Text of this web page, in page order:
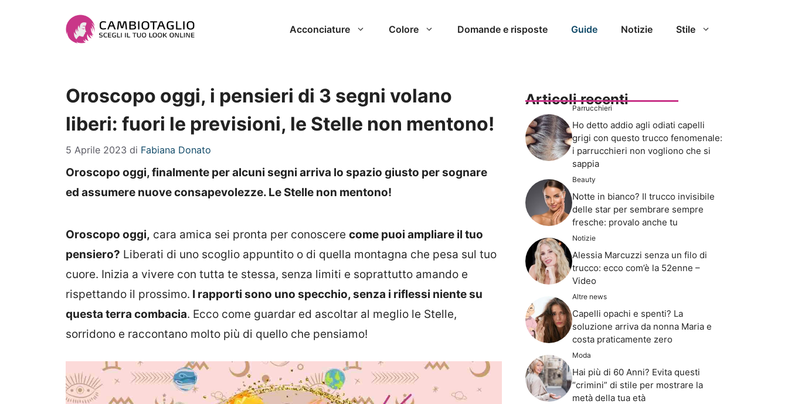
Acconciature Colore Domande e risposte Guide Notizie Stile
Oroscopo oggi, i pensieri di 3 segni volano
liberi: fuori le previsioni, le Stelle non mentono!
5 Aprile 2023 di Fabiana Donato
Oroscopo oggi, finalmente per alcuni segni arriva lo spazio giusto per sognare
ed assumere nuove consapevolezze. Le Stelle non mentono!
Oroscopo oggi, cara amica sei pronta per conoscere come puoi ampliare il tuo
pensiero? Liberati di uno scoglio appuntito o di quella montagna che pesa sul tuo
cuore. Inizia a vivere con tutta te stessa, senza limiti e soprattutto amando e
rispettando il prossimo. I rapporti sono uno specchio, senza i riflessi niente su
questa terra combacia. Ecco come guardar ed ascoltar al meglio le Stelle,
sorridono e raccontano molto più di quello che pensiamo!
Articoli recenti
Parrucchieri
Ho detto addio agli odiati capelli
grigi con questo trucco fenomenale:
i parrucchieri non vogliono che si
sappia
Beauty
Notte in bianco? Il trucco invisibile
delle star per sembrare sempre
fresche: provalo anche tu
Notizie
Alessia Marcuzzi senza un filo di
trucco: ecco com’è la 52enne –
Video
Altre news
Capelli opachi e spenti? La
soluzione arriva da nonna Maria e
costa praticamente zero
Moda
Hai più di 60 Anni? Evita questi
“crimini” di stile per mostrare la
metà della tua età